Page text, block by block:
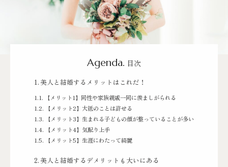
Agenda. 目次
美人と結婚するメリットはこれだ！
【メリット1】同性や家族親戚一同に羨ましがられる
【メリット2】大抵のことは許せる
【メリット3】生まれる子どもの顔が整っていることが多い
【メリット4】気配り上手
【メリット5】生涯にわたって綺麗
美人と結婚するデメリットも大いにある